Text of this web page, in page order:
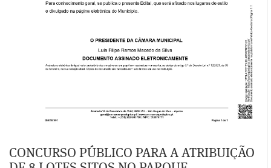
CONCURSO PÚBLICO PARA A ATRIBUIÇÃO